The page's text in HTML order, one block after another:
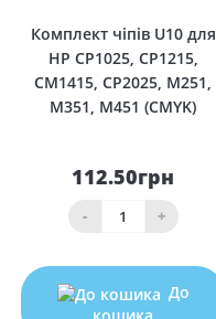
Комплект чіпів U10 для
HP CP1025, CP1215,
CM1415, CP2025, M251,
M351, M451 (CMYK)
112.50грн
- +
До
кошика